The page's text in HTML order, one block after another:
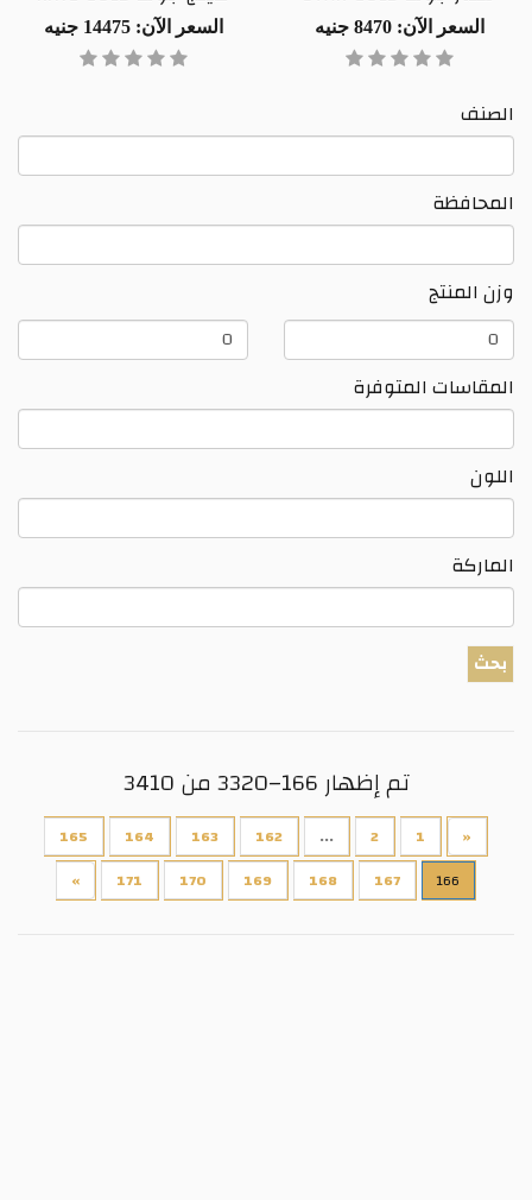
السعر الآن: 8470 جنيه السعر الآن: 14475 جنيه
الصنف
المحافظة
وزن المنتج
وزن
المنتج
وزن
المنتج
المقاسات المتوفرة
اللون
الماركة
بحث
تم إظهار 166–3320 من 3410
«
1
2
...
162
163
164
165
166
167
168
169
170
171
»